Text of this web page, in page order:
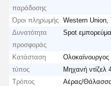
παράδοσης
Όροι πληρωμής
Western Union,
Δυνατότητα
προσφοράς
Spot
Κατάσταση
Ολοκαίνουργος
τύπος
Μηχανή ντίζελ
Τρόπος
Αέρας/